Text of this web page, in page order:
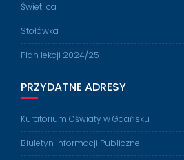
Świetlica
Stołówka
Plan lekcji 2024/25
PRZYDATNE ADRESY
Kuratorium Oświaty w Gdańsku
Biuletyn Informacji Publicznej